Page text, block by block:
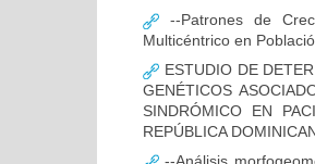
--Patrones de
Multicéntrico en
ESTUDIO DE
GENÉTICOS
SINDRÓMICO EN
REPÚBLICA